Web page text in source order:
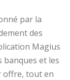
par la
des
Magius
et les
offre, tout en